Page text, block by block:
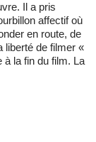
Il a pris
affectif où
en route, de
liberté de filmer «
à la fin du film. La